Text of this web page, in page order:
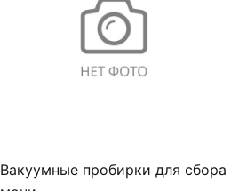
Вакуумные пробирки для сбора